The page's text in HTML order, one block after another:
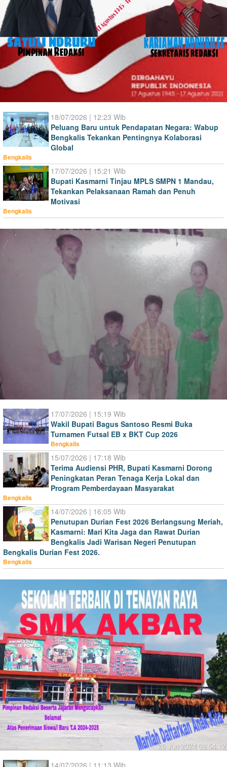
18/07/2026 | 12:23 Wib
Peluang Baru untuk Pendapatan Negara: Wabup
Bengkalis Tekankan Pentingnya Kolaborasi
Global
Bengkalis
17/07/2026 | 15:21 Wib
Bupati Kasmarni Tinjau MPLS SMPN 1 Mandau,
Tekankan Pelaksanaan Ramah dan Penuh
Motivasi
Bengkalis
17/07/2026 | 15:19 Wib
Wakil Bupati Bagus Santoso Resmi Buka
Turnamen Futsal EB x BKT Cup 2026
Bengkalis
15/07/2026 | 17:18 Wib
Terima Audiensi PHR, Bupati Kasmarni Dorong
Peningkatan Peran Tenaga Kerja Lokal dan
Program Pemberdayaan Masyarakat
Bengkalis
14/07/2026 | 16:05 Wib
Penutupan Durian Fest 2026 Berlangsung Meriah,
Kasmarni: Mari Kita Jaga dan Rawat Durian
Bengkalis Jadi Warisan Negeri Penutupan
Bengkalis Durian Fest 2026.
Bengkalis
14/07/2026 | 11:13 Wib